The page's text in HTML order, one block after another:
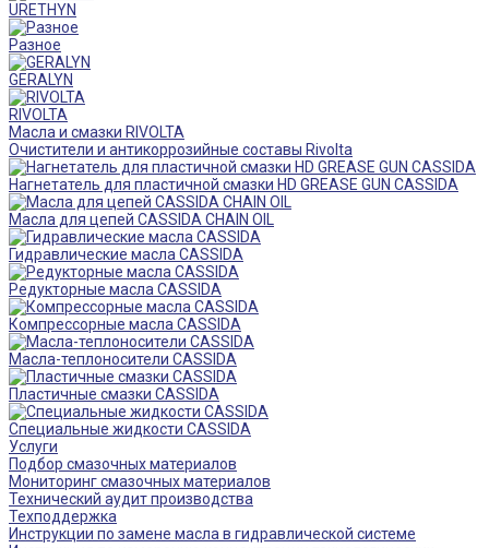
URETHYN
Разное
GERALYN
RIVOLTA
Масла и смазки RIVOLTA
Очистители и антикоррозийные составы Rivolta
Нагнетатель для пластичной смазки HD GREASE GUN CASSIDA
Масла для цепей CASSIDA CHAIN OIL
Гидравлические масла CASSIDA
Редукторные масла CASSIDA
Компрессорные масла CASSIDA
Масла-теплоносители CASSIDA
Пластичные смазки CASSIDA
Специальные жидкости CASSIDA
Услуги
Подбор смазочных материалов
Мониторинг смазочных материалов
Технический аудит производства
Техподдержка
Инструкции по замене масла в гидравлической системе